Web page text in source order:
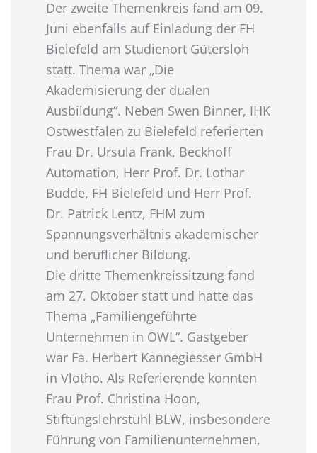
Der zweite Themenkreis fand am 09.
Juni ebenfalls auf Einladung der FH
Bielefeld am Studienort Gütersloh
statt. Thema war „Die
Akademisierung der dualen
Ausbildung“. Neben Swen Binner, IHK
Ostwestfalen zu Bielefeld referierten
Frau Dr. Ursula Frank, Beckhoff
Automation, Herr Prof. Dr. Lothar
Budde, FH Bielefeld und Herr Prof.
Dr. Patrick Lentz, FHM zum
Spannungsverhältnis akademischer
und beruflicher Bildung.
Die dritte Themenkreissitzung fand
am 27. Oktober statt und hatte das
Thema „Familiengeführte
Unternehmen in OWL“. Gastgeber
war Fa. Herbert Kannegiesser GmbH
in Vlotho. Als Referierende konnten
Frau Prof. Christina Hoon,
Stiftungslehrstuhl BLW, insbesondere
Führung von Familienunternehmen,